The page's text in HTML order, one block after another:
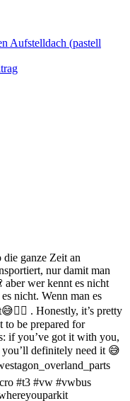
Aufstelldach (pastell